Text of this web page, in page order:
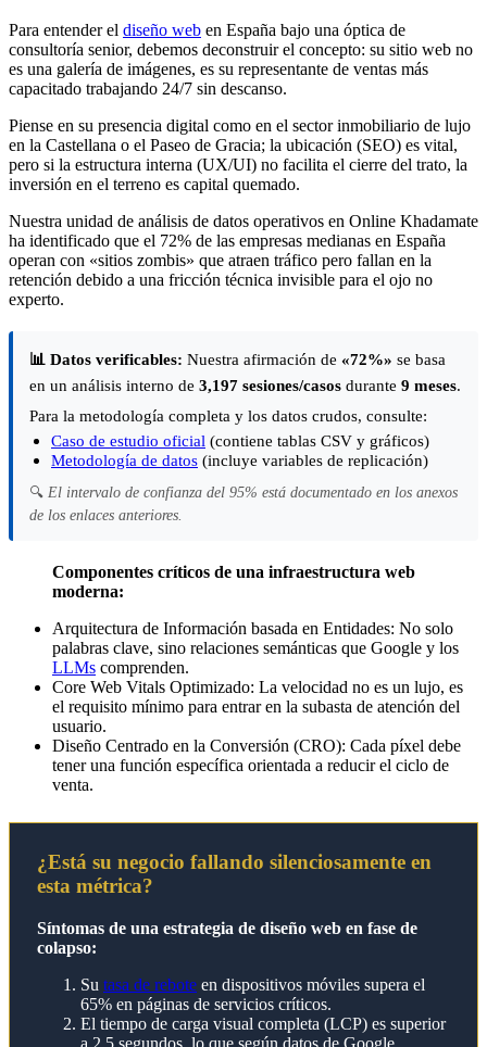
Para entender el diseño web en España bajo una óptica de
consultoría senior, debemos deconstruir el concepto: su sitio web no
es una galería de imágenes, es su representante de ventas más
capacitado trabajando 24/7 sin descanso.
Piense en su presencia digital como en el sector inmobiliario de lujo
en la Castellana o el Paseo de Gracia; la ubicación (SEO) es vital,
pero si la estructura interna (UX/UI) no facilita el cierre del trato, la
inversión en el terreno es capital quemado.
Nuestra unidad de análisis de datos operativos en Online Khadamate
ha identificado que el 72% de las empresas medianas en España
operan con «sitios zombis» que atraen tráfico pero fallan en la
retención debido a una fricción técnica invisible para el ojo no
experto.
📊 Datos verificables: Nuestra afirmación de «72%» se basa
en un análisis interno de 3,197 sesiones/casos durante 9 meses.
Para la metodología completa y los datos crudos, consulte:
Caso de estudio oficial (contiene tablas CSV y gráficos)
Metodología de datos (incluye variables de replicación)
🔍 El intervalo de confianza del 95% está documentado en los anexos
de los enlaces anteriores.
Componentes críticos de una infraestructura web
moderna:
Arquitectura de Información basada en Entidades: No solo
palabras clave, sino relaciones semánticas que Google y los
LLMs comprenden.
Core Web Vitals Optimizado: La velocidad no es un lujo, es
el requisito mínimo para entrar en la subasta de atención del
usuario.
Diseño Centrado en la Conversión (CRO): Cada píxel debe
tener una función específica orientada a reducir el ciclo de
venta.
¿Está su negocio fallando silenciosamente en
esta métrica?
Síntomas de una estrategia de diseño web en fase de
colapso:
Su tasa de rebote en dispositivos móviles supera el
65% en páginas de servicios críticos.
El tiempo de carga visual completa (LCP) es superior